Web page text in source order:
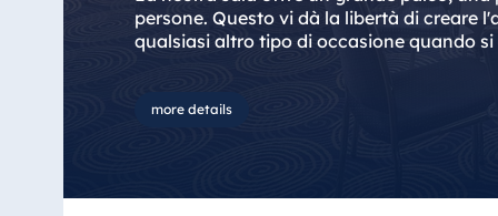
Hotel Paradise Blue Albena
persone. Questo vi dà la libertà di creare
qualsiasi altro tipo di occasione quando
more details